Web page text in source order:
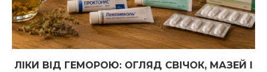
ЛІКИ ВІД ГЕМОРОЮ: ОГЛЯД СВІЧОК, МАЗЕЙ І